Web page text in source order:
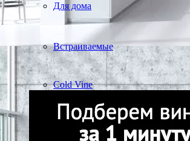
Для дома
Встраиваемые
Cold Vine